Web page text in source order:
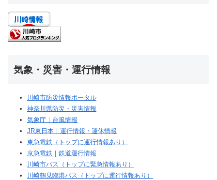
気象・災害・運行情報
川崎市防災情報ポータル
神奈川県防災・災害情報
気象庁｜台風情報
JR東日本｜運行情報・運休情報
東急電鉄（トップに運行情報あり）
京急電鉄｜鉄道運行情報
川崎市バス（トップに緊急情報あり）
川崎鶴見臨港バス（トップに運行情報あり）